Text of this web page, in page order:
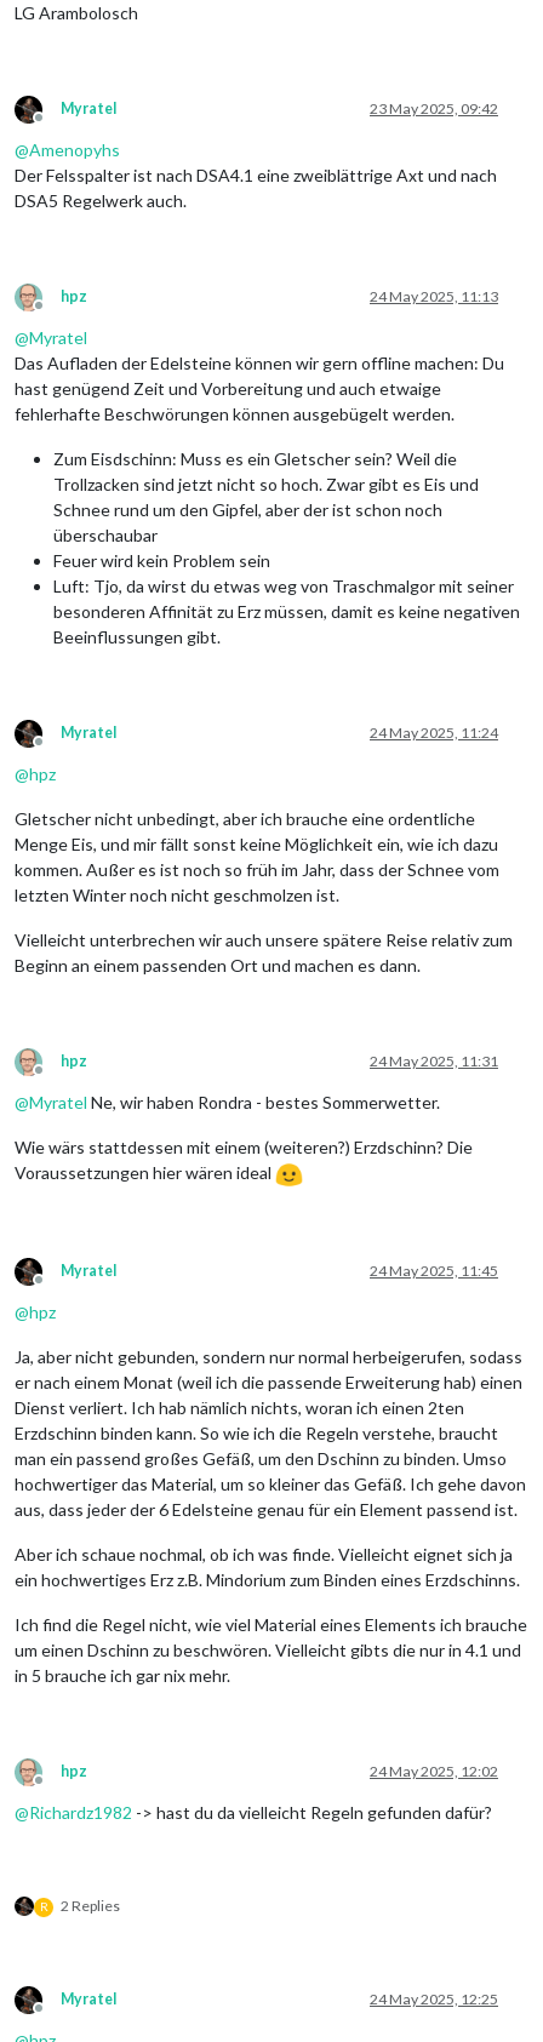
LG Arambolosch
Offline
Myratel 23 May 2025, 09:42
@Amenopyhs
Der Felsspalter ist nach DSA4.1 eine zweiblättrige Axt und nach
DSA5 Regelwerk auch.
Offline
hpz 24 May 2025, 11:13
@Myratel
Das Aufladen der Edelsteine können wir gern offline machen: Du
hast genügend Zeit und Vorbereitung und auch etwaige
fehlerhafte Beschwörungen können ausgebügelt werden.
Zum Eisdschinn: Muss es ein Gletscher sein? Weil die
Trollzacken sind jetzt nicht so hoch. Zwar gibt es Eis und
Schnee rund um den Gipfel, aber der ist schon noch
überschaubar
Feuer wird kein Problem sein
Luft: Tjo, da wirst du etwas weg von Traschmalgor mit seiner
besonderen Affinität zu Erz müssen, damit es keine negativen
Beeinflussungen gibt.
Offline
Myratel 24 May 2025, 11:24
@hpz
Gletscher nicht unbedingt, aber ich brauche eine ordentliche
Menge Eis, und mir fällt sonst keine Möglichkeit ein, wie ich dazu
kommen. Außer es ist noch so früh im Jahr, dass der Schnee vom
letzten Winter noch nicht geschmolzen ist.
Vielleicht unterbrechen wir auch unsere spätere Reise relativ zum
Beginn an einem passenden Ort und machen es dann.
Offline
hpz 24 May 2025, 11:31
@Myratel Ne, wir haben Rondra - bestes Sommerwetter.
Wie wärs stattdessen mit einem (weiteren?) Erzdschinn? Die
Voraussetzungen hier wären ideal
Offline
Myratel 24 May 2025, 11:45
@hpz
Ja, aber nicht gebunden, sondern nur normal herbeigerufen, sodass
er nach einem Monat (weil ich die passende Erweiterung hab) einen
Dienst verliert. Ich hab nämlich nichts, woran ich einen 2ten
Erzdschinn binden kann. So wie ich die Regeln verstehe, braucht
man ein passend großes Gefäß, um den Dschinn zu binden. Umso
hochwertiger das Material, um so kleiner das Gefäß. Ich gehe davon
aus, dass jeder der 6 Edelsteine genau für ein Element passend ist.
Aber ich schaue nochmal, ob ich was finde. Vielleicht eignet sich ja
ein hochwertiges Erz z.B. Mindorium zum Binden eines Erzdschinns.
Ich find die Regel nicht, wie viel Material eines Elements ich brauche
um einen Dschinn zu beschwören. Vielleicht gibts die nur in 4.1 und
in 5 brauche ich gar nix mehr.
Offline
hpz 24 May 2025, 12:02
@Richardz1982 -> hast du da vielleicht Regeln gefunden dafür?
R 2 Replies
Offline
Myratel 24 May 2025, 12:25